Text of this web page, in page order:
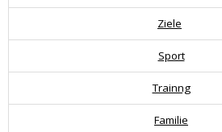
Ziele
Sport
Trainng
Familie